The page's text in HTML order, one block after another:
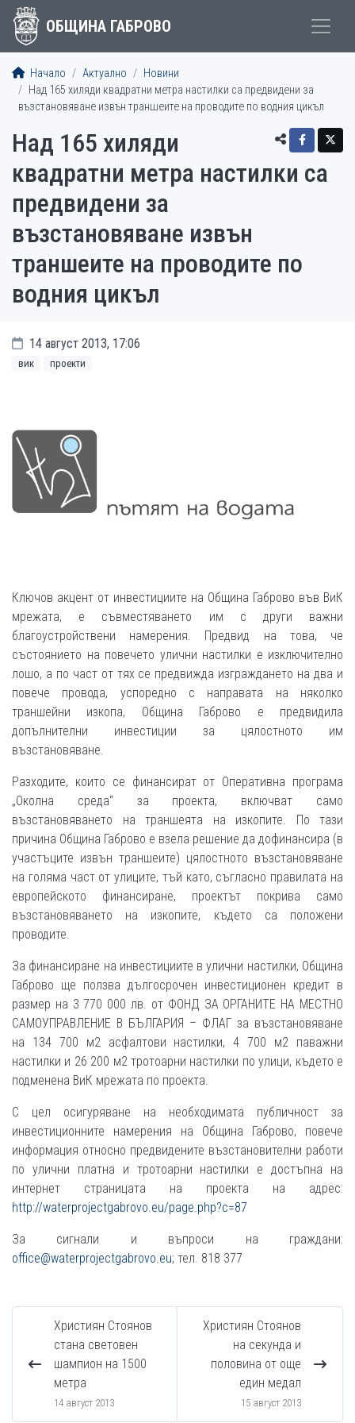
ОБЩИНА ГАБРОВО
Начало Актуално
Новини
Над 165 хиляди квадратни метра настилки са предвидени за
възстановяване извън траншеите на проводите по водния цикъл
Над 165 хиляди
квадратни метра настилки са
предвидени за
възстановяване извън
траншеите на проводите по
водния цикъл
14 август 2013, 17:06
вик проекти
Ключов акцент от инвестициите на Община Габрово във ВиК
мрежата, е съвместяването им с други важни
благоустройствени намерения. Предвид на това, че
състоянието на повечето улични настилки е изключително
лошо, а по част от тях се предвижда изграждането на два и
повече провода, успоредно с направата на няколко
траншейни изкопа, Община Габрово е предвидила
допълнителни инвестиции за цялостното им
възстановяване.
Разходите, които се финансират от Оперативна програма
„Околна среда“ за проекта, включват само
възстановяването на траншеята на изкопите. По тази
причина Община Габрово е взела решение да дофинансира (в
участъците извън траншеите) цялостното възстановяване
на голяма част от улиците, тъй като, съгласно правилата на
европейското финансиране, проектът покрива само
възстановяването на изкопите, където са положени
проводите.
За финансиране на инвестициите в улични настилки, Община
Габрово ще ползва дългосрочен инвестиционен кредит в
размер на 3 770 000 лв. от ФОНД ЗА ОРГАНИТЕ НА МЕСТНО
САМОУПРАВЛЕНИЕ В БЪЛГАРИЯ – ФЛАГ за възстановяване
на 134 700 м2 асфалтови настилки, 4 700 м2 паважни
настилки и 26 200 м2 тротоарни настилки по улици, където е
подменена ВиК мрежата по проекта.
С цел осигуряване на необходимата публичност за
инвестиционните намерения на Община Габрово, повече
информация относно предвидените възстановителни работи
по улични платна и тротоарни настилки е достъпна на
интернет страницата на проекта на адрес:
http://waterprojectgabrovo.eu/page.php?c=87
За сигнали и въпроси на граждани:
office@waterprojectgabrovo.eu; тел. 818 377
Християн Стоянов
стана световен
шампион на 1500
метра
14 август 2013
Християн Стоянов
на секунда и
половина от още
един медал
15 август 2013